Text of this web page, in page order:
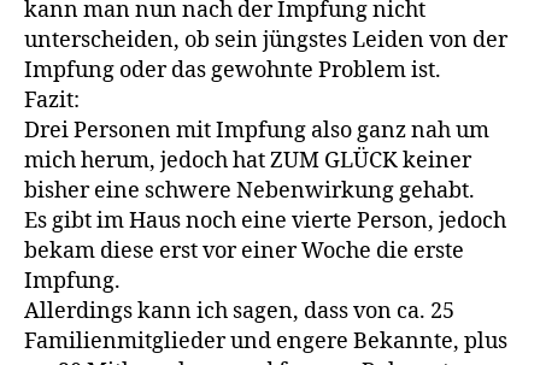
kann man nun nach der Impfung nicht
unterscheiden, ob sein jüngstes Leiden von der
Impfung oder das gewohnte Problem ist.
Fazit:
Drei Personen mit Impfung also ganz nah um
mich herum, jedoch hat ZUM GLÜCK keiner
bisher eine schwere Nebenwirkung gehabt.
Es gibt im Haus noch eine vierte Person, jedoch
bekam diese erst vor einer Woche die erste
Impfung.
Allerdings kann ich sagen, dass von ca. 25
Familienmitglieder und engere Bekannte, plus